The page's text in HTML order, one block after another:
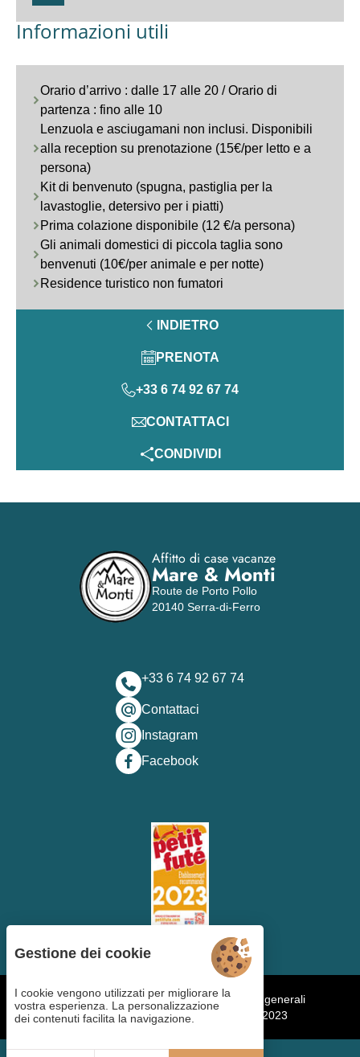
Informazioni utili
Orario d’arrivo : dalle 17 alle 20 / Orario di
partenza : fino alle 10
Lenzuola e asciugamani non inclusi. Disponibili
alla reception su prenotazione (15€/per letto e a
persona)
Kit di benvenuto (spugna, pastiglia per la
lavastoglie, detersivo per i piatti)
Prima colazione disponibile (12 €/a persona)
Gli animali domestici di piccola taglia sono
benvenuti (10€/per animale e per notte)
Residence turistico non fumatori
INDIETRO
PRENOTA
+33 6 74 92 67 74
CONTATTACI
CONDIVIDI
Affitto di case vacanze
Mare & Monti
Route de Porto Pollo
20140 Serra-di-Ferro
+33 6 74 92 67 74
Contattaci
Instagram
Facebook
Gestione dei cookiesTermini e condizioni generali
Note legaliMappa del sito Copyright ©2023
Gestione dei cookie
I cookie vengono utilizzati per migliorare la
vostra esperienza. La personalizzazione
dei contenuti facilita la navigazione.